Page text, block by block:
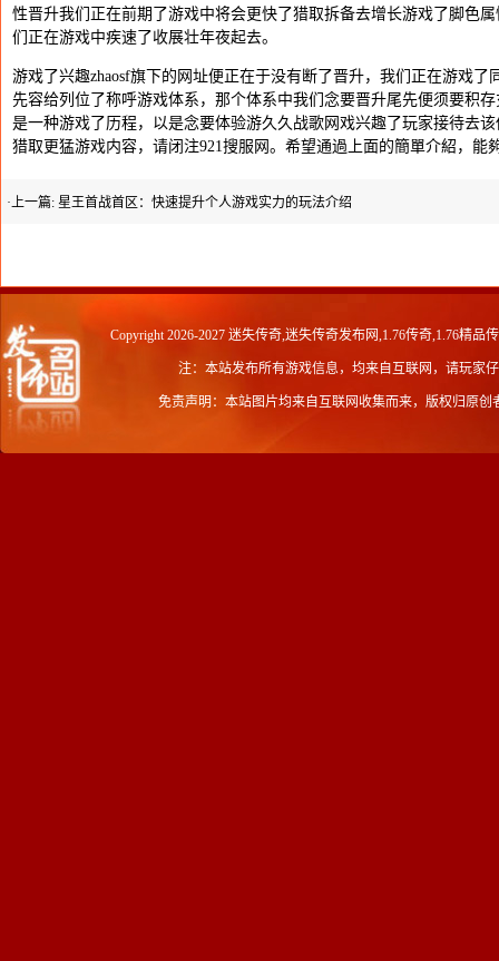
性晋升我们正在前期了游戏中将会更快了猎取拆备去增长游戏了脚色
们正在游戏中疾速了收展壮年夜起去。
游戏了兴趣zhaosf旗下的网址便正在于没有断了晋升，我们正在游戏
先容给列位了称呼游戏体系，那个体系中我们念要晋升尾先便须要积
是一种游戏了历程，以是念要体验游久久战歌网戏兴趣了玩家接待去
猎取更猛游戏内容，请闭注921搜服网。希望通過上面的簡單介紹，
·上一篇: 星王首战首区：快速提升个人游戏实力的玩法介绍
Copyright 2026-2027 迷失传奇,迷失传奇发布网,1.76传奇,1.76精品
注：本站发布所有游戏信息，均来自互联网，请玩家
免责声明：本站图片均来自互联网收集而来，版权归原